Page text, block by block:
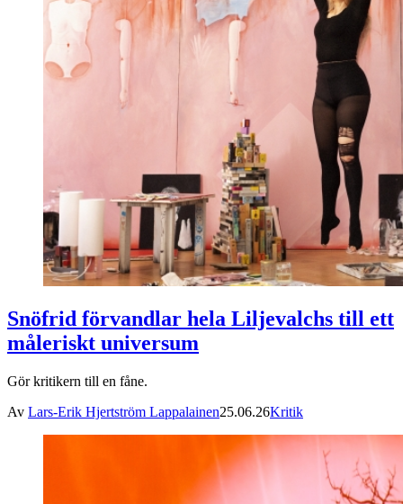
Snöfrid förvandlar hela Liljevalchs till ett
måleriskt universum
Gör kritikern till en fåne.
Av Lars-Erik Hjertström Lappalainen25.06.26Kritik